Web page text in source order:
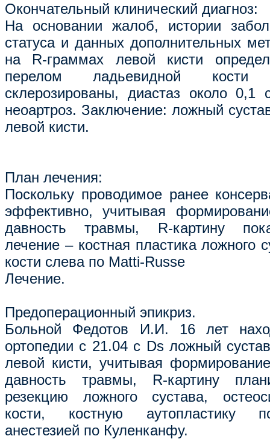
Окончательный клинический диагноз:
На основании жалоб, истории
статуса и данных дополнительных
на R-граммах левой кисти
перелом ладьевидной кости
склерозированы, диастаз около
неоартроз. Заключение: ложный
левой кисти.
План лечения:
Поскольку проводимое ранее
эффективно, учитывая
давность травмы, R-картину
лечение – костная пластика ложного
кости слева по Matti-Russe
Лечение.
Предоперационный эпикриз.
Больной Федотов И.И. 16 лет
ортопедии с 21.04 с Ds ложный
левой кисти, учитывая
давность травмы, R-картину
резекцию ложного сустава,
кости, костную аутопластику
анестезией по Куленканфу.